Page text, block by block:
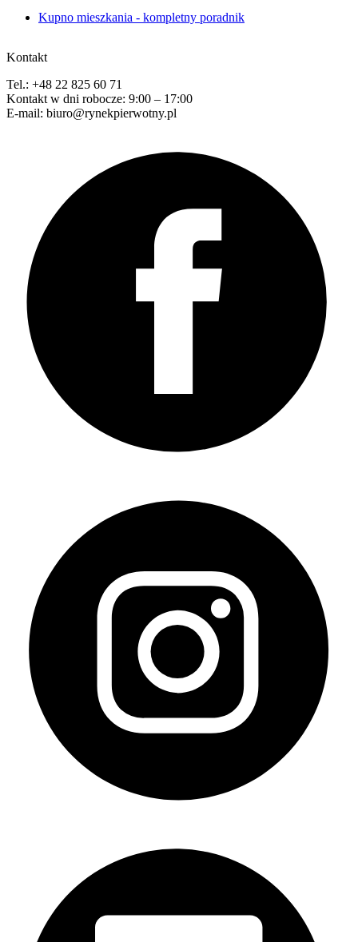
Kupno mieszkania - kompletny poradnik
Kontakt
Tel.: +48 22 825 60 71
Kontakt w dni robocze: 9:00 – 17:00
E-mail: biuro@rynekpierwotny.pl